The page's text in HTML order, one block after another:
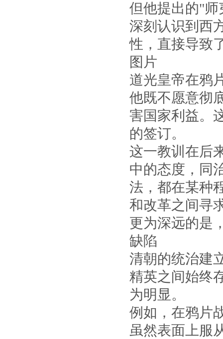
但他提出的"
深刻认识到西
性，直接导致
图片
道光皇帝在鸦
他既不愿意彻
害国家利益。
的签订。
这一教训在后
中的态度，同
法，都在某种
和改革之间寻
更为深远的是
缺陷
清朝的统治建
精英之间始终
为明显。
例如，在鸦片
虽然表面上服